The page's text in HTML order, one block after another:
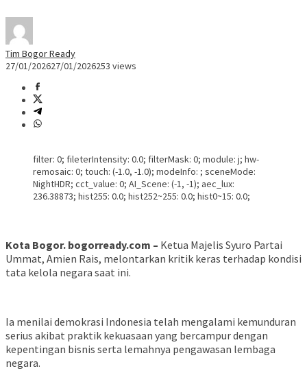
Tim Bogor Ready
27/01/202627/01/2026253 views
filter: 0; fileterIntensity: 0.0; filterMask: 0; module: j; hw-
remosaic: 0; touch: (-1.0, -1.0); modeInfo: ; sceneMode:
NightHDR; cct_value: 0; AI_Scene: (-1, -1); aec_lux:
236.38873; hist255: 0.0; hist252~255: 0.0; hist0~15: 0.0;
Kota Bogor. bogorready.com – Ketua Majelis Syuro Partai
Ummat, Amien Rais, melontarkan kritik keras terhadap kondisi
tata kelola negara saat ini.
Ia menilai demokrasi Indonesia telah mengalami kemunduran
serius akibat praktik kekuasaan yang bercampur dengan
kepentingan bisnis serta lemahnya pengawasan lembaga
negara.